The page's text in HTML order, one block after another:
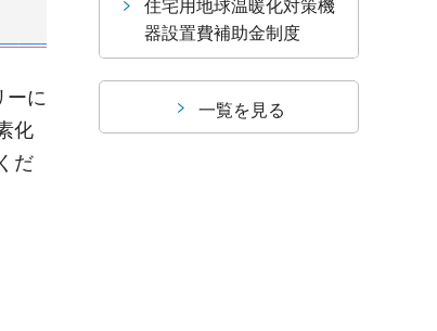
ーに
化
だ
住宅用地球温暖化対策機
器設置費補助金制度
一覧を見る